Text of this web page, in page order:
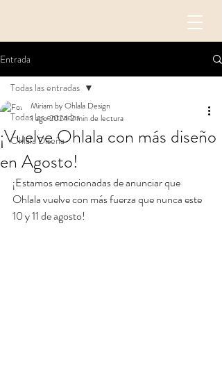
Entrada
Todas las entradas
Ohlala Diseña
Todas las entradas
¡Vuelve Ohlala con más diseño
en Agosto!
Miriam by Ohlala Design
1 ago 20242 min de lectura
¡Estamos emocionadas de anunciar que
Ohlala vuelve con más fuerza que nunca este
10 y 11 de agosto!